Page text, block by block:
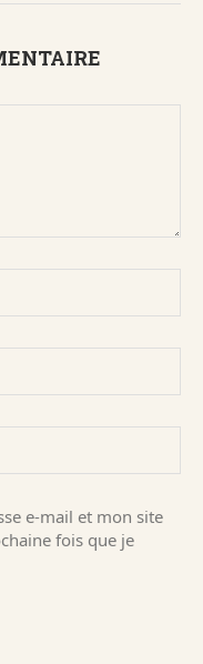
e-mail et mon site
fois que je